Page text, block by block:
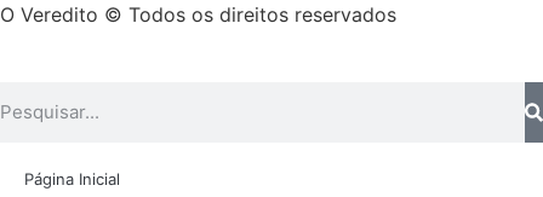
O Veredito © Todos os direitos reservados
Página Inicial